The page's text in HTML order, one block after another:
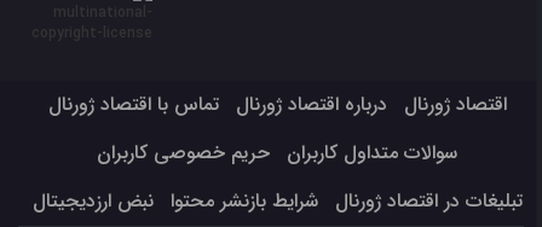
اقتصاد ژورنال درباره اقتصاد ژورنال
تماس با اقتصاد ژورنال
سوالات متداول کاربران
حریم خصوصی کاربران
تبلیغات در اقتصاد ژورنال
شرایط بازنشر محتوا نبض ارزدیجیتال